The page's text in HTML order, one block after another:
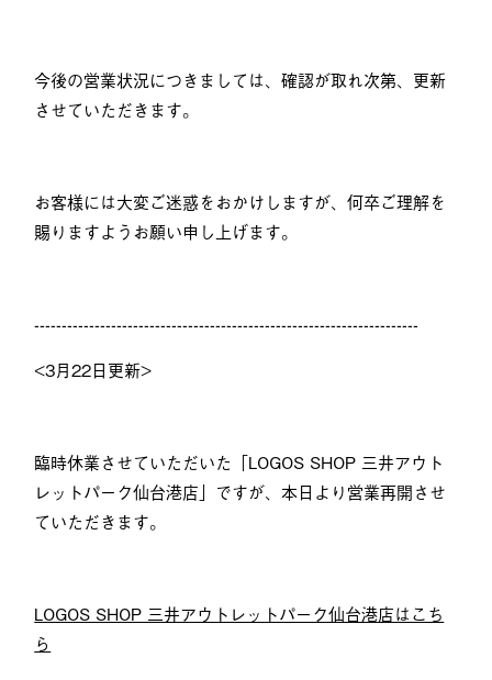
今後の営業状況につきましては、確認が取れ次第、更新
させていただきます。
お客様には大変ご迷惑をおかけしますが、何卒ご理解を
賜りますようお願い申し上げます。
----------------------------------------------------------------------
<3月22日更新>
臨時休業させていただいた「LOGOS SHOP 三井アウト
レットパーク仙台港店」ですが、本日より営業再開させ
ていただきます。
LOGOS SHOP 三井アウトレットパーク仙台港店はこち
ら